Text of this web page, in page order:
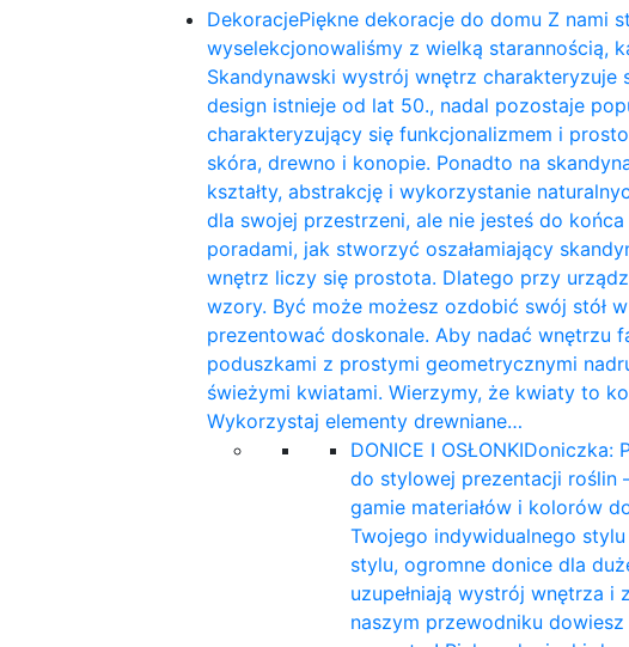
DekoracjePiękne dekoracje do domu Z nami
wyselekcjonowaliśmy z wielką starannością,
Skandynawski wystrój wnętrz charakteryzuje
design istnieje od lat 50., nadal pozostaje
charakteryzujący się funkcjonalizmem i
skóra, drewno i konopie. Ponadto na
kształty, abstrakcję i wykorzystanie
dla swojej przestrzeni, ale nie jesteś do
poradami, jak stworzyć oszałamiający
wnętrz liczy się prostota. Dlatego przy
wzory. Być może możesz ozdobić swój stół
prezentować doskonale. Aby nadać wnętrzu
poduszkami z prostymi geometrycznymi
świeżymi kwiatami. Wierzymy, że kwiaty to
Wykorzystaj elementy drewniane…
DONICE I OSŁONKIDoniczka:
do stylowej prezentacji roślin
gamie materiałów i kolorów
Twojego indywidualnego
stylu, ogromne donice dla
uzupełniają wystrój wnętrza
naszym przewodniku